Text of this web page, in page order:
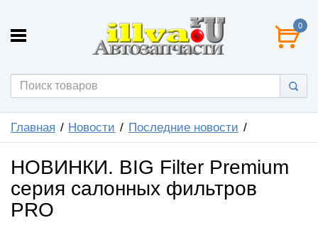
0
Главная Новости Последние новости
НОВИНКИ. BIG Filter Premium
серия салонных фильтров
PRO